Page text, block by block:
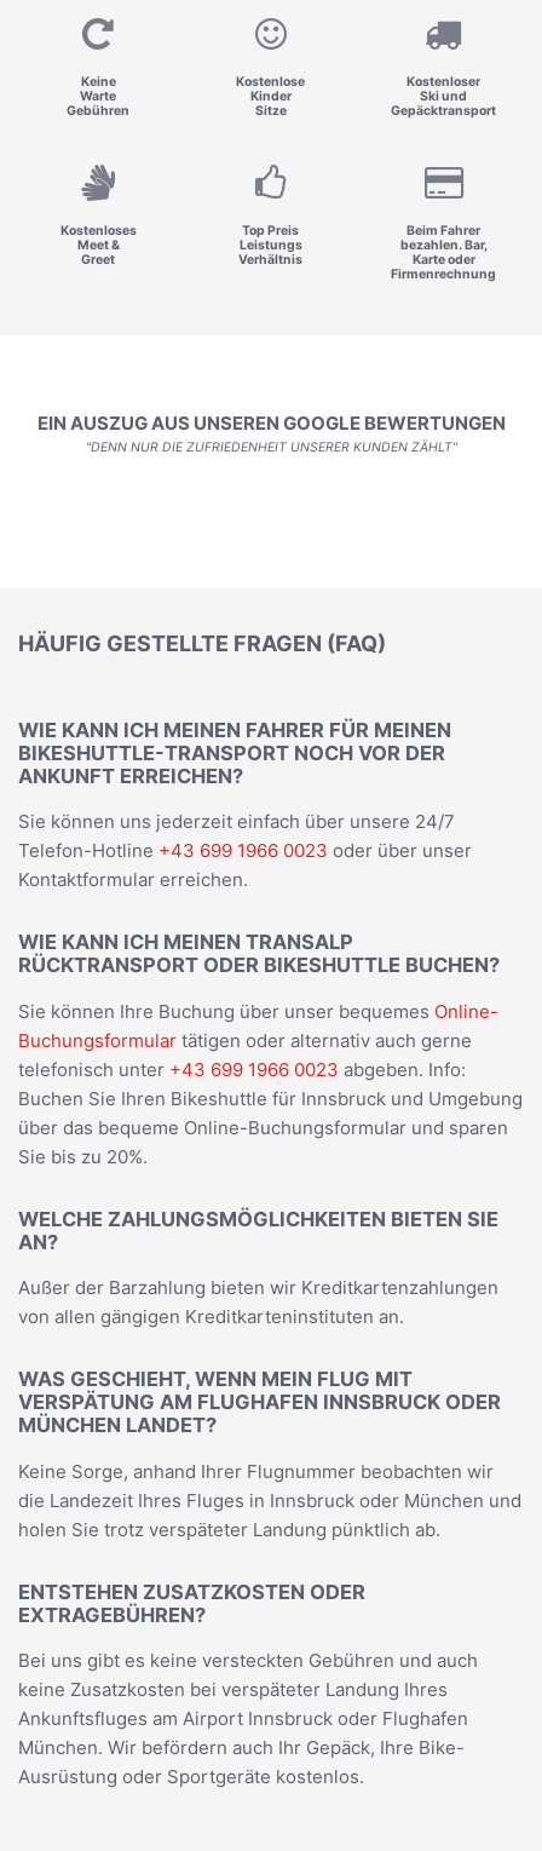
Keine
Warte
Gebühren
Kostenlose
Kinder
Sitze
Kostenloser
Ski und
Gepäcktransport
Kostenloses
Meet &
Greet
Top Preis
Leistungs
Verhältnis
Beim Fahrer
bezahlen. Bar,
Karte oder
Firmenrechnung
EIN AUSZUG AUS UNSEREN GOOGLE BEWERTUNGEN
"DENN NUR DIE ZUFRIEDENHEIT UNSERER KUNDEN ZÄHLT"
HÄUFIG GESTELLTE FRAGEN (FAQ)
WIE KANN ICH MEINEN FAHRER FÜR MEINEN
BIKESHUTTLE-TRANSPORT NOCH VOR DER
ANKUNFT ERREICHEN?
Sie können uns jederzeit einfach über unsere 24/7
Telefon-Hotline +43 699 1966 0023 oder über unser
Kontaktformular erreichen.
WIE KANN ICH MEINEN TRANSALP
RÜCKTRANSPORT ODER BIKESHUTTLE BUCHEN?
Sie können Ihre Buchung über unser bequemes Online-
Buchungsformular tätigen oder alternativ auch gerne
telefonisch unter +43 699 1966 0023 abgeben. Info:
Buchen Sie Ihren Bikeshuttle für Innsbruck und Umgebung
über das bequeme Online-Buchungsformular und sparen
Sie bis zu 20%.
WELCHE ZAHLUNGSMÖGLICHKEITEN BIETEN SIE
AN?
Außer der Barzahlung bieten wir Kreditkartenzahlungen
von allen gängigen Kreditkarteninstituten an.
WAS GESCHIEHT, WENN MEIN FLUG MIT
VERSPÄTUNG AM FLUGHAFEN INNSBRUCK ODER
MÜNCHEN LANDET?
Keine Sorge, anhand Ihrer Flugnummer beobachten wir
die Landezeit Ihres Fluges in Innsbruck oder München und
holen Sie trotz verspäteter Landung pünktlich ab.
ENTSTEHEN ZUSATZKOSTEN ODER
EXTRAGEBÜHREN?
Bei uns gibt es keine versteckten Gebühren und auch
keine Zusatzkosten bei verspäteter Landung Ihres
Ankunftsfluges am Airport Innsbruck oder Flughafen
München. Wir befördern auch Ihr Gepäck, Ihre Bike-
Ausrüstung oder Sportgeräte kostenlos.